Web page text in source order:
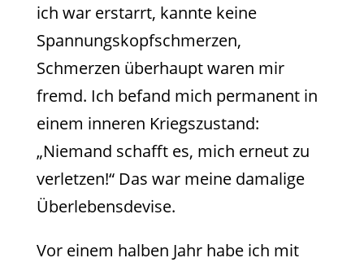
ich war erstarrt, kannte keine
Spannungskopfschmerzen,
Schmerzen überhaupt waren mir
fremd. Ich befand mich permanent in
einem inneren Kriegszustand:
„Niemand schafft es, mich erneut zu
verletzen!“ Das war meine damalige
Überlebensdevise.
Vor einem halben Jahr habe ich mit